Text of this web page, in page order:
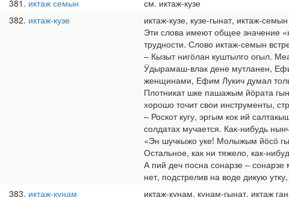
381 иктаж семын
см. иктаж-кузе
382 иктаж-кузе
иктаж-кузе, кузе-гынат, иктаж-семын
Эти слова имеют общее значение
трудности. Слово иктаж-семын
– Кызыт нигӧлан куштылго огыл.
Ӱдырамаш-влак дене мутланен,
женщинами, Ефим Лукич думал
Плотникат шке пашажым йӧрата
хорошо точит свои инструменты,
– Роскот кугу, эргым кок ий
солдатах мучается. Как-нибудь
«Эн шучкыжо уке! Молыжым йӧсӧ
Остальное, как ни тяжело, как-
А пий деч посна сонарзе –
нет, подстрелив на воде дикую
383 иктаж-кунам
иктаж-кунам, кунам-гынат, иктаж